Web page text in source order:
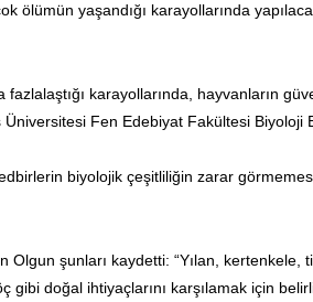
ölümün yaşandığı karayollarında
karayollarında, hayvanların
Fen Edebiyat Fakültesi Biyoloji
biyolojik çeşitliliğin zarar
Olgun şunları kaydetti: “Yılan, kertenkele,
doğal ihtiyaçlarını karşılamak için